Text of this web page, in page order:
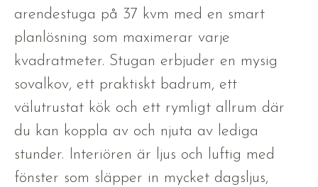
arendestuga på 37 kvm med en smart
planlösning som maximerar varje
kvadratmeter. Stugan erbjuder en mysig
sovalkov, ett praktiskt badrum, ett
välutrustat kök och ett rymligt allrum där
du kan koppla av och njuta av lediga
stunder. Interiören är ljus och luftig med
fönster som släpper in mycket dagsljus,